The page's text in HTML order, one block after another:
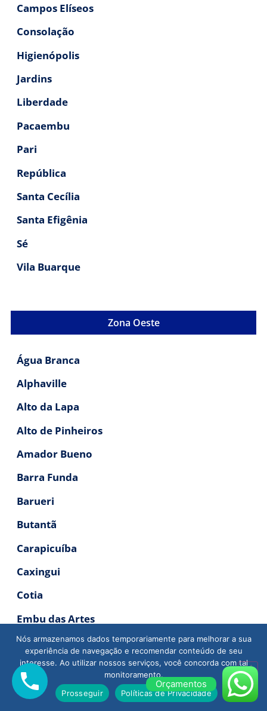
Campos Elíseos
Consolação
Higienópolis
Jardins
Liberdade
Pacaembu
Pari
República
Santa Cecília
Santa Efigênia
Sé
Vila Buarque
Zona Oeste
Água Branca
Alphaville
Alto da Lapa
Alto de Pinheiros
Amador Bueno
Barra Funda
Barueri
Butantã
Carapicuíba
Caxingui
Cotia
Embu das Artes
Granja Viana
Itapevi
Jaguaré
Orçamentos
Nós armazenamos dados temporariamente para melhorar a sua
experiência de navegação e recomendar conteúdo de seu
interesse. Ao utilizar nossos serviços, você concorda com tal
monitoramento.
Prosseguir
Políticas de Privacidade